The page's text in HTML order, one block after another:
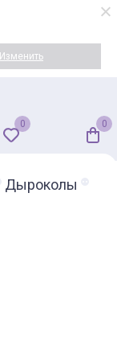
Изменить
0 0
Дыроколы